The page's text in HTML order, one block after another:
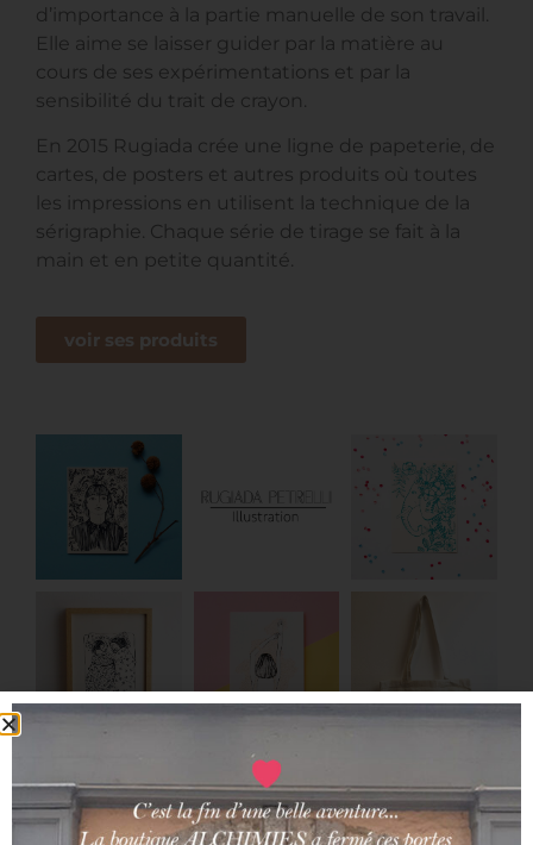
d’importance à la partie manuelle de son travail.
Elle aime se laisser guider par la matière au
cours de ses expérimentations et par la
sensibilité du trait de crayon.
En 2015 Rugiada crée une ligne de papeterie, de
cartes, de posters et autres produits où toutes
les impressions en utilisent la technique de la
sérigraphie. Chaque série de tirage se fait à la
main et en petite quantité.
voir ses produits